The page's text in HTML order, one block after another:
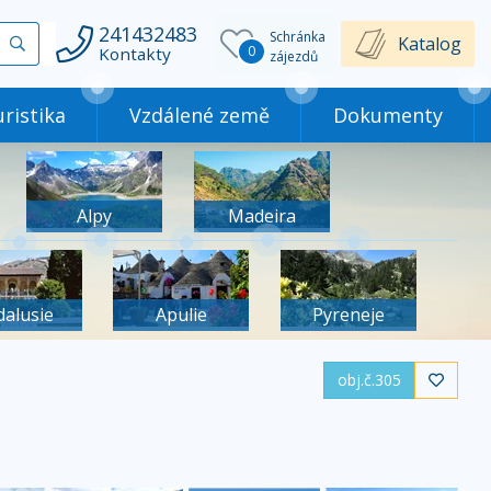
Vyhledat 241432483
Kontakty
Schránka
zájezdů
0 Katalog
Vzdálené země Dokumenty
Alpy Madeira
Apulie Pyreneje
obj.č.305 